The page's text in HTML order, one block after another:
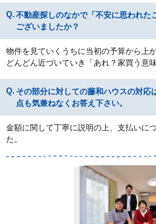
不動産探しのなかで「不安に思われた
ございましたか？
物件を見ていくうちに当初の予算から上
どんどん近づいていき「あれ？家買う意
その部分に対しての藤和ハウスの対応
点も気兼ねなくお答え下さい。
金額に関して丁寧に説明の上、支払いに
た。